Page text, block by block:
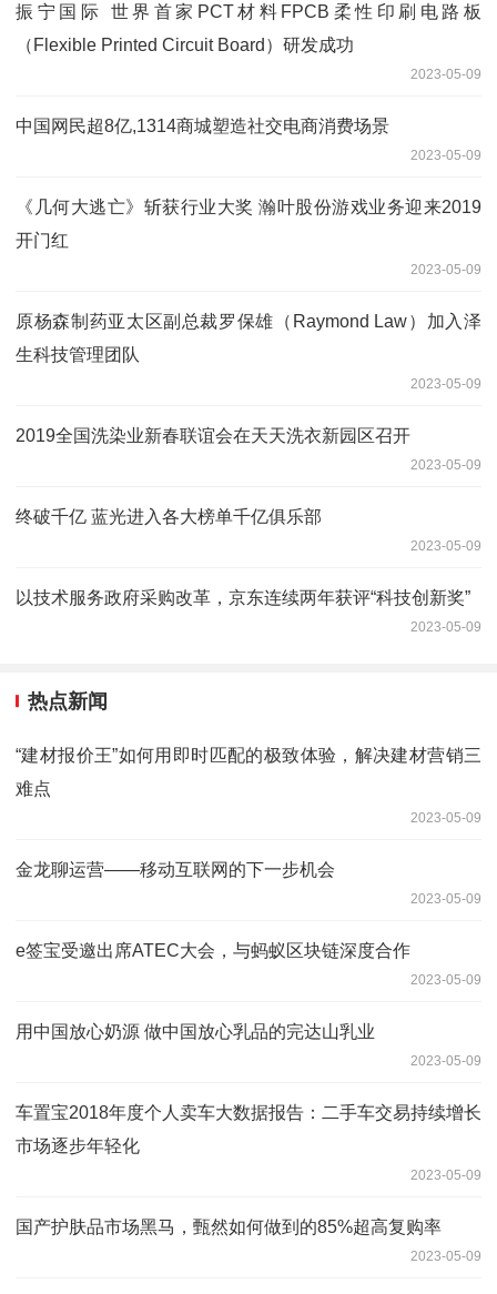
振宁国际 世界首家PCT材料FPCB柔性印刷电路板
（Flexible Printed Circuit Board）研发成功
2023-05-09
中国网民超8亿,1314商城塑造社交电商消费场景
2023-05-09
《几何大逃亡》斩获行业大奖 瀚叶股份游戏业务迎来2019
开门红
2023-05-09
原杨森制药亚太区副总裁罗保雄（Raymond Law）加入泽
生科技管理团队
2023-05-09
2019全国洗染业新春联谊会在天天洗衣新园区召开
2023-05-09
终破千亿 蓝光进入各大榜单千亿俱乐部
2023-05-09
以技术服务政府采购改革，京东连续两年获评“科技创新奖”
2023-05-09
热点新闻
“建材报价王”如何用即时匹配的极致体验，解决建材营销三
难点
2023-05-09
金龙聊运营——移动互联网的下一步机会
2023-05-09
e签宝受邀出席ATEC大会，与蚂蚁区块链深度合作
2023-05-09
用中国放心奶源 做中国放心乳品的完达山乳业
2023-05-09
车置宝2018年度个人卖车大数据报告：二手车交易持续增长
市场逐步年轻化
2023-05-09
国产护肤品市场黑马，甄然如何做到的85%超高复购率
2023-05-09